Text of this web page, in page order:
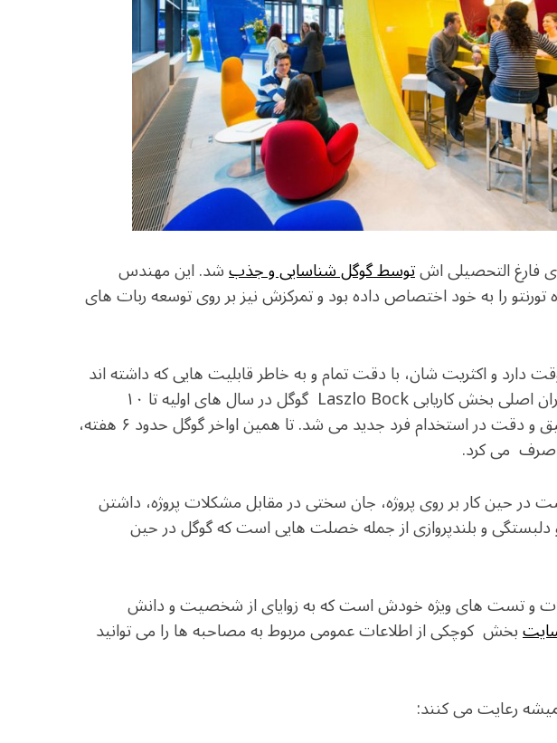
توسط گوگل شناسایی و جذبشد. این مهندس
تورنتو را به خود اختصاص داده بود و تمرکزش نیز بر روی توسعه ربات های
تمام وقت دارد و اکثریت شان، با دقت تمام و به خاطر قابلیت هایی که داشته اند
استخدام شدند. به گفته یکی از مدیران اصلی بخش کاریابی Laszlo Bock گوگل در سال های اولیه تا ۱۰
ساعت از وقت هر مدیر صرف تحقیق و دقت در استخدام فرد جدید می شد. تا همین اواخر گوگل حدود ۶ هفته،
صرف می کرد.
در حین کار بر روی پروژه، جان سختی در مقابل مشکلات پروژه، داشتن
و دلبستگی و بلندپروازی از جمله خصلت هایی است که گوگل در حین
و تست های ویژه خودش است که به زوایای از شخصیت و دانش
بخش کوچکی از اطلاعات عمومی مربوط به مصاحبه ها را می توانید